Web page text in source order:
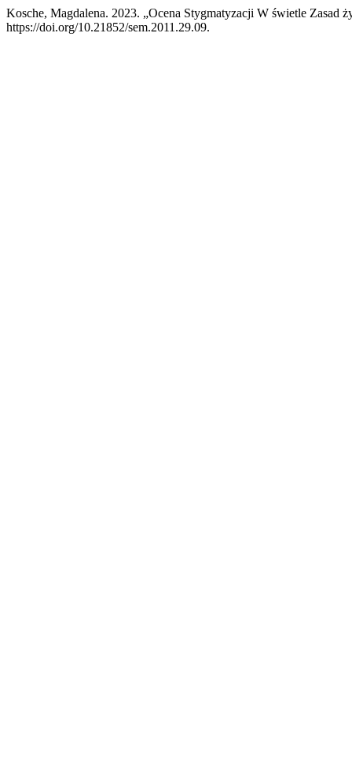
Kosche, Magdalena. 2023. „Ocena Stygmatyzacji W świetle Zasad
https://doi.org/10.21852/sem.2011.29.09.